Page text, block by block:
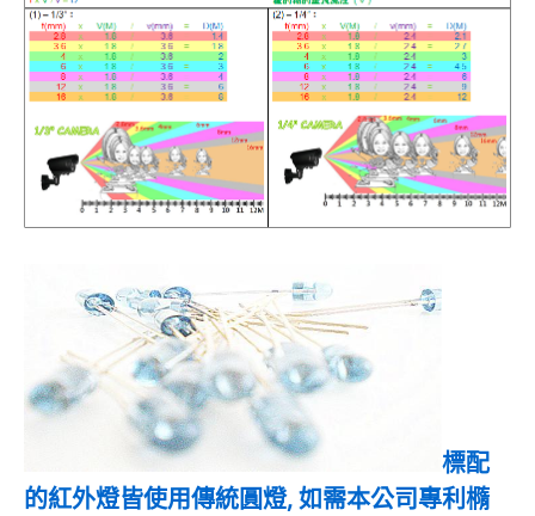
標配
的紅外燈皆使用傳統圓燈, 如需本公司專利橢